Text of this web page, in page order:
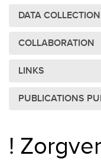
DATA COLLECTION
COLLABORATION
LINKS
PUBLICATIONS
!